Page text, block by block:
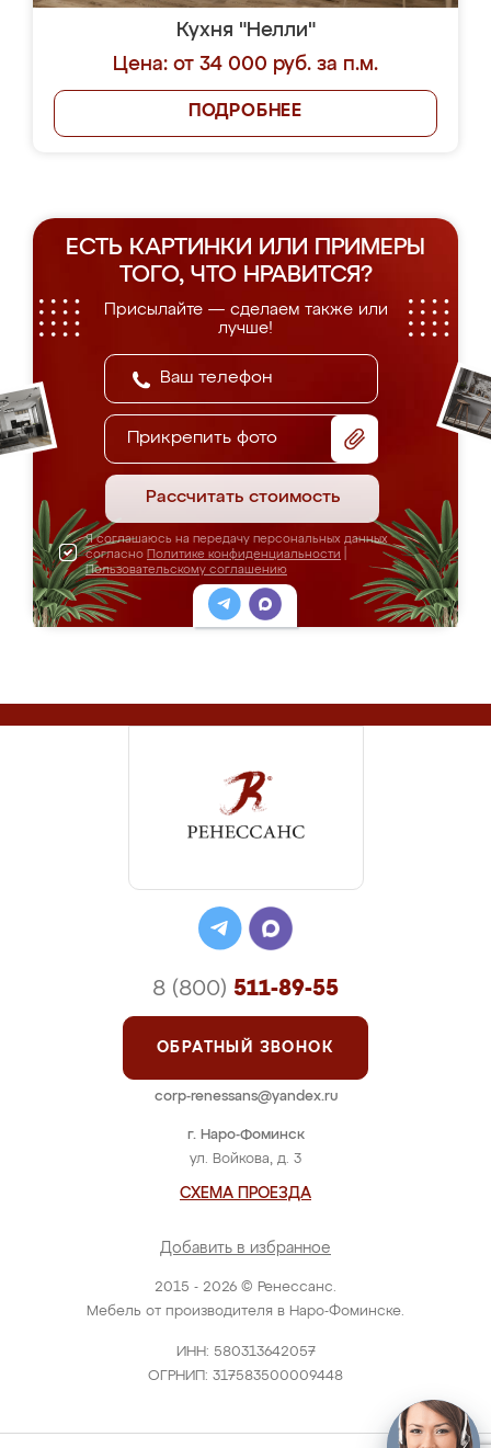
Кухня "Нелли"
Цена: от 34 000 руб. за п.м.
ПОДРОБНЕЕ
ЕСТЬ КАРТИНКИ ИЛИ ПРИМЕРЫ
ТОГО, ЧТО НРАВИТСЯ?
Присылайте — сделаем также или
лучше!
Прикрепить фото
Рассчитать стоимость
Я соглашаюсь на передачу персональных данных
согласно Политике конфиденциальности
Пользовательскому соглашению
2015 - 2026 © Ренессанс.
Мебель от производителя в Наро-Фоминске.
ИНН: 580313642057
ОГРНИП: 317583500009448
г. Наро-Фоминск
ул. Войкова, д. 3
СХЕМА ПРОЕЗДА
Добавить в избранное
8 (800) 511-89-55
ОБРАТНЫЙ ЗВОНОК
corp-renessans@yandex.ru